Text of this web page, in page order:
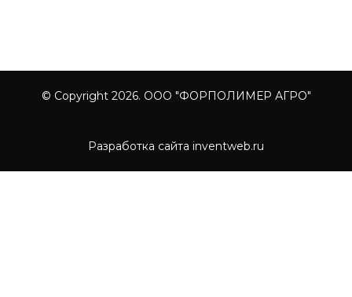
© Copyright 2026. ООО "ФОРПОЛИМЕР АГРО"
Разработка сайта inventweb.ru